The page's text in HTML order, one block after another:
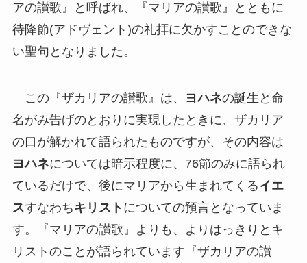
アの讃歌』と呼ばれ、『マリアの讃歌』とともに
待降節(アドヴェント)の礼拝に欠かすことのできな
い聖句となりました。
この『ザカリアの讃歌』は、 ヨハネの誕生と命
名がみ告げのとおりに実現したときに、ザカリア
の口が解かれて語られたものですが、その内容は
ヨハネについては暗示程度に、76節のみに語られ
ているだけで、後にマリアから生まれてくるイエ
スすなわちキリスト についての預言となっていま
す。『マリアの讃歌』よりも、よりはっきりとキ
リストのことが語られています『ザカリアの讃